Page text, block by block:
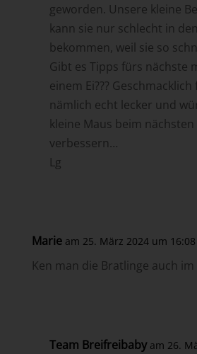
geworden. Unsere kleine
kann sie nur schlecht in
bekommen, weil sie so
Gibt es Tipps fürs nächste
einem Ei???
nämlich echt lecker und
kleine Maus beim
verbessern…
Lg
Marie am 25. März 2024 um 16:08
Ken man die Bratlinge auch im
Team Breifreibaby am 26.